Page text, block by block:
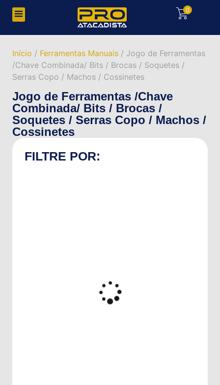
0
Início / Ferramentas Manuais / Jogo de Ferramentas
/Chave Combinada/ Bits / Brocas / Soquetes /
Serras Copo / Machos / Cossinetes
Jogo de Ferramentas /Chave
Combinada/ Bits / Brocas /
Soquetes / Serras Copo / Machos /
Cossinetes
FILTRE POR: